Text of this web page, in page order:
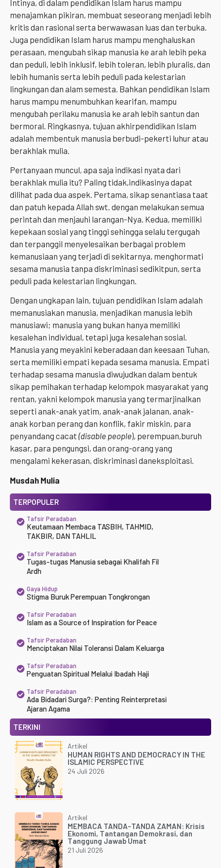
Intinya, di dalam pendidikan Islam harus mampu
menajamkan pikiran, membuat seseorang menjadi lebih
kritis dan rasional serta berwawasan luas dan terbuka.
Juga pendidikan Islam harus mampu menghaluskan
perasaan, mengubah sikap manusia ke arah lebih peka
dan peduli, lebih inklusif, lebih toleran, lebih pluralis, dan
lebih humanis serta lebih peduli pada kelestarian
lingkungan dan alam semesta. Bahkan pendidikan Islam
harus mampu menumbuhkan kearifan, mampu
mengubah perilaku manusia ke arah lebih santun dan
bermoral. Ringkasnya, tujuan akhirpendidikan Islam
adalah membentuk manusia berbudi-pekerti luhur atau
berakhlak mulia.
Pertanyaan muncul, apa saja indikasi nyata dari
berakhlak mulia itu? Paling tidak,indikasinya dapat
dilihat pada dua aspek. Pertama, sikap senantiasa taat
dan patuh kepada Allah swt. dengan melakukan semua
perintah dan menjauhi larangan-Nya. Kedua, memiliki
kepekaan sosial yang tinggi sehingga selalu tergugah
dan terpanggil menyelesaikan berbagai problem
kemanusiaan yang terjadi di sekitarnya, menghormati
sesama manusia tanpa diskriminasi sedikitpun, serta
peduli pada kelestarian lingkungan.
Dengan ungkapan lain, tujuan pendidikan Islam adalah
memanusiakan manusia, menjadikan manusia lebih
manusiawi; manusia yang bukan hanya memiliki
kesalehan individual, tetapi juga kesalehan sosial.
Manusia yang meyakini keberadaan dan keesaan Tuhan,
serta memiliki empati kepada sesama manusia. Empati
terhadap sesama manusia diwujudkan dalam bentuk
sikap pemihakan terhadap kelompok masyarakat yang
rentan, yakni kelompok manusia yang termarjinalkan
seperti anak-anak yatim, anak-anak jalanan, anak-
anak korban perang dan konflik, fakir miskin, para
penyandang cacat (disable people), perempuan,buruh
kasar, para pengungsi, dan orang-orang yang
mengalami kekerasan, diskriminasi daneksploitasi.
Musdah Mulia
TERPOPULER
Tafsir Peradaban
Keutamaan Membaca TASBIH, TAHMID,
TAKBIR, DAN TAHLIL
Tafsir Peradaban
Tugas-tugas Manusia sebagai Khalifah Fil
Ardh
Gaya Hidup
Stigma Buruk Perempuan Tongkrongan
Tafsir Peradaban
Islam as a Source of Inspiration for Peace
Tafsir Peradaban
Menciptakan Nilai Toleransi Dalam Keluarga
Tafsir Peradaban
Penguatan Spiritual Melalui Ibadah Haji
Tafsir Peradaban
Ada Bidadari Surga?: Penting Reinterpretasi
Ajaran Agama
TERKINI
Artikel
HUMAN RIGHTS AND DEMOCRACY IN THE
ISLAMIC PERSPECTIVE
24 Juli 2026
Artikel
MEMBACA TANDA-TANDA ZAMAN: Krisis
Ekonomi, Tantangan Demokrasi, dan
Tanggung Jawab Umat
21 Juli 2026